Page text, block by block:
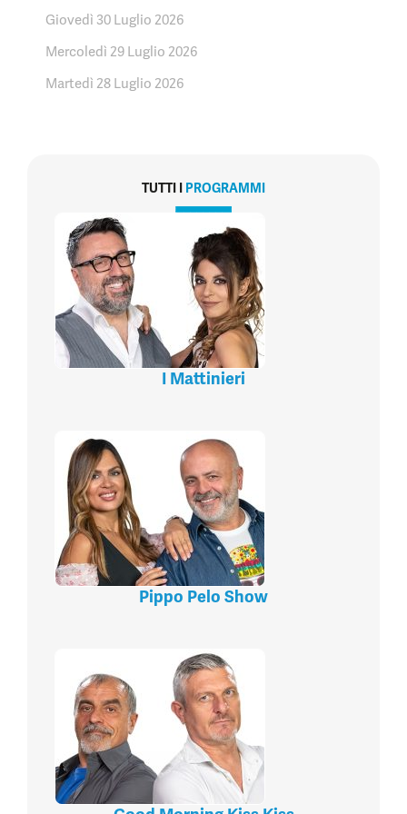
Giovedì 30 Luglio 2026
Mercoledì 29 Luglio 2026
Martedì 28 Luglio 2026
TUTTI I PROGRAMMI
I Mattinieri
Pippo Pelo Show